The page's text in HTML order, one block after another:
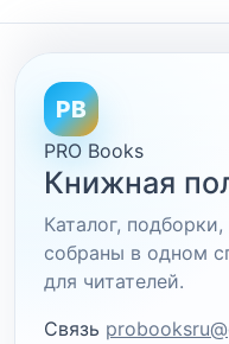
PB
PRO Books
Книжная
Каталог,
собраны в одном
для читателей.
Связь